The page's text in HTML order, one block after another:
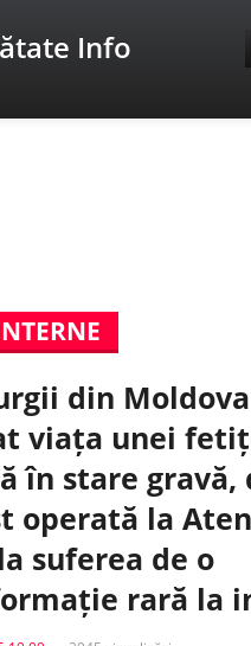
Info
Pacienți
Medici
Instituții
Info
din
viața unei
în stare gravă,
operată la
suferea de o
rară la